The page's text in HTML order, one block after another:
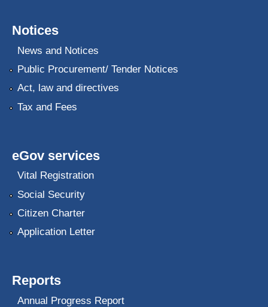
Notices
News and Notices
Public Procurement/ Tender Notices
Act, law and directives
Tax and Fees
eGov services
Vital Registration
Social Security
Citizen Charter
Application Letter
Reports
Annual Progress Report